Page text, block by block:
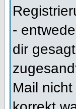
-
dir
Mail